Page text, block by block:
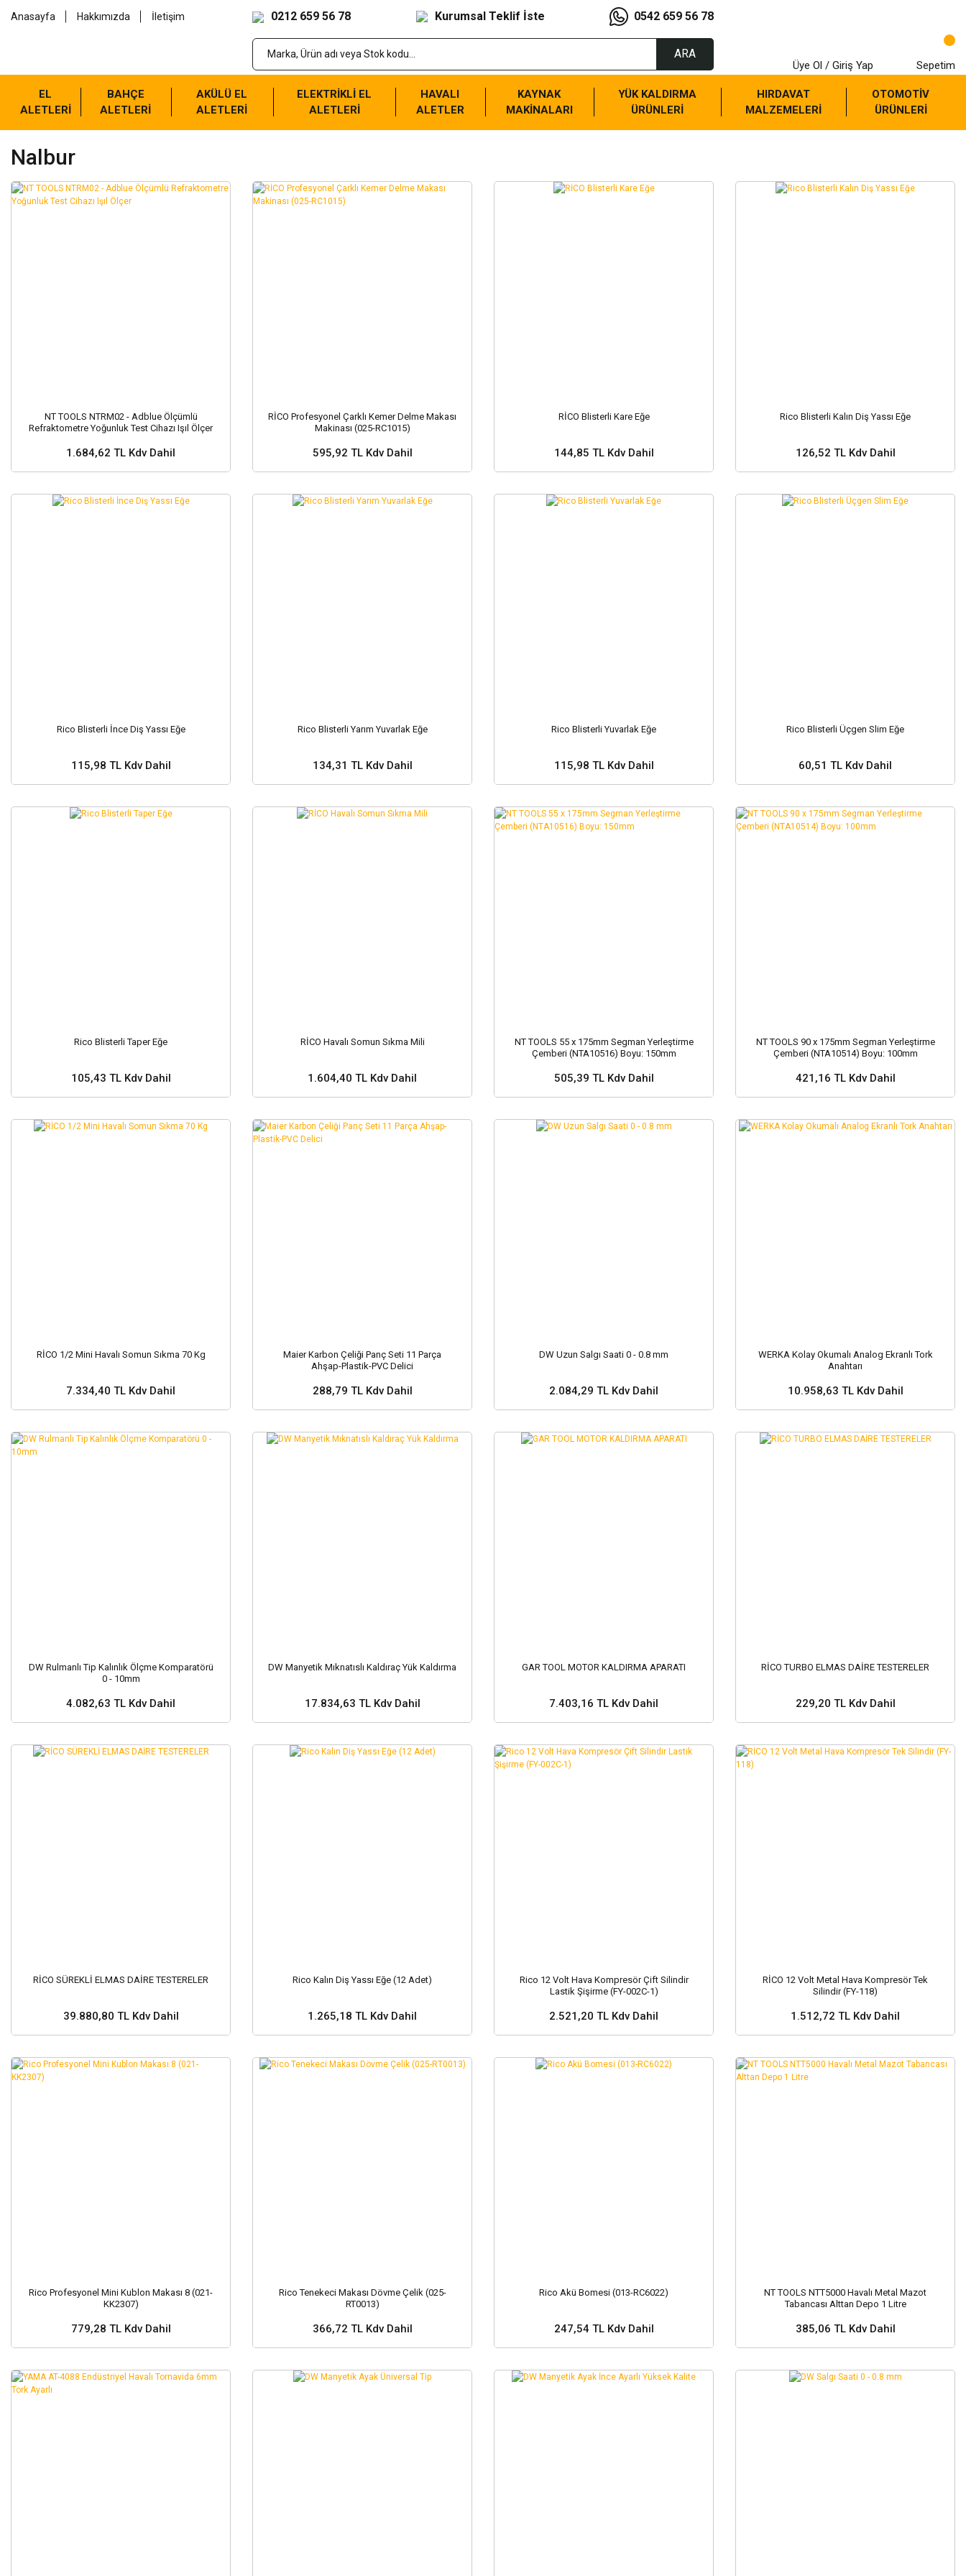
Anasayfa Hakkımızda İletişim 0212 659 56 78 Kurumsal Teklif İste 0542 659 56 78
ARA
Üye Ol / Giriş Yap Sepetim
EL
ALETLERİ
BAHÇE
ALETLERİ
AKÜLÜ EL
ALETLERİ
ELEKTRİKLİ EL
ALETLERİ
HAVALI
ALETLER
KAYNAK
MAKİNALARI
YÜK KALDIRMA
ÜRÜNLERİ
HIRDAVAT
MALZEMELERİ
OTOMOTİV
ÜRÜNLERİ
Nalbur
NT TOOLS NTRM02 - Adblue Ölçümlü
Refraktometre Yoğunluk Test Cihazı Işıl Ölçer
1.684,62 TL Kdv Dahil
Sepete Ekle
RİCO Profesyonel Çarklı Kemer Delme Makası
Makinası (025-RC1015)
595,92 TL Kdv Dahil
Sepete Ekle
RİCO Blisterli Kare Eğe
144,85 TL Kdv Dahil
Sepete Ekle
Rico Blisterli Kalın Diş Yassı Eğe
126,52 TL Kdv Dahil
Sepete Ekle
Rico Blisterli İnce Diş Yassı Eğe
115,98 TL Kdv Dahil
Sepete Ekle
Rico Blisterli Yarım Yuvarlak Eğe
134,31 TL Kdv Dahil
Sepete Ekle
Rico Blisterli Yuvarlak Eğe
115,98 TL Kdv Dahil
Sepete Ekle
Rico Blisterli Üçgen Slim Eğe
60,51 TL Kdv Dahil
Sepete Ekle
Rico Blisterli Taper Eğe
105,43 TL Kdv Dahil
Sepete Ekle
RİCO Havalı Somun Sıkma Mili
1.604,40 TL Kdv Dahil
Sepete Ekle
NT TOOLS 55 x 175mm Segman Yerleştirme
Çemberi (NTA10516) Boyu: 150mm
505,39 TL Kdv Dahil
Sepete Ekle
NT TOOLS 90 x 175mm Segman Yerleştirme
Çemberi (NTA10514) Boyu: 100mm
421,16 TL Kdv Dahil
Sepete Ekle
RİCO 1/2 Mini Havalı Somun Sıkma 70 Kg
7.334,40 TL Kdv Dahil
Sepete Ekle
Maier Karbon Çeliği Panç Seti 11 Parça
Ahşap-Plastik-PVC Delici
288,79 TL Kdv Dahil
Sepete Ekle
DW Uzun Salgı Saati 0 - 0.8 mm
2.084,29 TL Kdv Dahil
Sepete Ekle
WERKA Kolay Okumalı Analog Ekranlı Tork
Anahtarı
10.958,63 TL Kdv Dahil
Sepete Ekle
DW Rulmanlı Tip Kalınlık Ölçme Komparatörü
0 - 10mm
4.082,63 TL Kdv Dahil
Sepete Ekle
DW Manyetik Mıknatıslı Kaldıraç Yük Kaldırma
17.834,63 TL Kdv Dahil
Sepete Ekle
GAR TOOL MOTOR KALDIRMA APARATI
7.403,16 TL Kdv Dahil
Sepete Ekle
RİCO TURBO ELMAS DAİRE TESTERELER
229,20 TL Kdv Dahil
Sepete Ekle
RİCO SÜREKLİ ELMAS DAİRE TESTERELER
39.880,80 TL Kdv Dahil
Sepete Ekle
Rico Kalın Diş Yassı Eğe (12 Adet)
1.265,18 TL Kdv Dahil
Sepete Ekle
Rico 12 Volt Hava Kompresör Çift Silindir
Lastik Şişirme (FY-002C-1)
2.521,20 TL Kdv Dahil
Sepete Ekle
RİCO 12 Volt Metal Hava Kompresör Tek
Silindir (FY-118)
1.512,72 TL Kdv Dahil
Sepete Ekle
Rico Profesyonel Mini Kublon Makası 8 (021-
KK2307)
779,28 TL Kdv Dahil
Sepete Ekle
Rico Tenekeci Makası Dövme Çelik (025-
RT0013)
366,72 TL Kdv Dahil
Sepete Ekle
Rico Akü Bomesi (013-RC6022)
247,54 TL Kdv Dahil
Sepete Ekle
NT TOOLS NTT5000 Havalı Metal Mazot
Tabancası Alttan Depo 1 Litre
385,06 TL Kdv Dahil
Sepete Ekle